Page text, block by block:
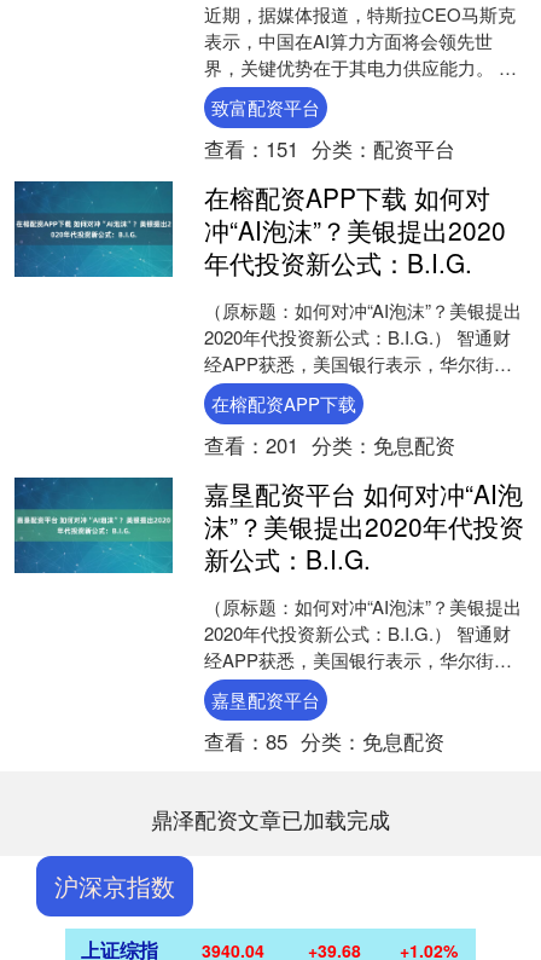
近期，据媒体报道，特斯拉CEO马斯克
表示，中国在AI算力方面将会领先世
界，关键优势在于其电力供应能力。 马
斯克认为，这场人工智能科技竞赛的决
定性因素，并不只在于....
致富配资平台
查看： 151 分类： 配资平台
在榕配资APP下载 如何对
冲“AI泡沫”？美银提出2020
年代投资新公式：B.I.G.
（原标题：如何对冲“AI泡沫”？美银提出
2020年代投资新公式：B.I.G.） 智通财
经APP获悉，美国银行表示，华尔街正
迎来一个全新的投资主题——BIG组
合，....
在榕配资APP下载
查看： 201 分类： 免息配资
嘉垦配资平台 如何对冲“AI泡
沫”？美银提出2020年代投资
新公式：B.I.G.
（原标题：如何对冲“AI泡沫”？美银提出
2020年代投资新公式：B.I.G.） 智通财
经APP获悉，美国银行表示，华尔街正
迎来一个全新的投资主题——BIG组
合，....
嘉垦配资平台
查看： 85 分类： 免息配资
鼎泽配资文章已加载完成
沪深京指数
上证综指 3940.04 +39.68 +1.02%